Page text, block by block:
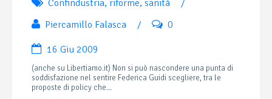
Confindustria, riforme, sanità
/
Piercamillo Falasca
/ 0
16 Giu 2009
(anche su Libertiamo.it) Non si può nascondere una punta di
soddisfazione nel sentire Federica Guidi scegliere, tra le
proposte di policy che...